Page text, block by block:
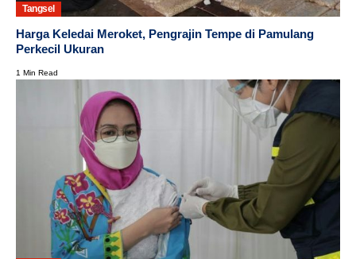
Tangsel
Harga Keledai Meroket, Pengrajin Tempe di Pamulang
Perkecil Ukuran
1 Min Read